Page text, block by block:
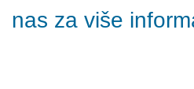
nas za više